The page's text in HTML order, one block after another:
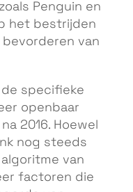
Penguin en
het bestrijden
van
specifieke
openbaar
2016. Hoewel
nog steeds
van
factoren die